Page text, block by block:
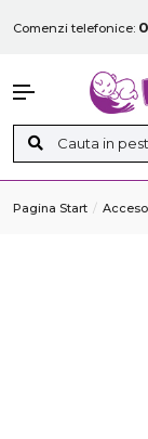
Comenzi telefonice:
Pagina Start